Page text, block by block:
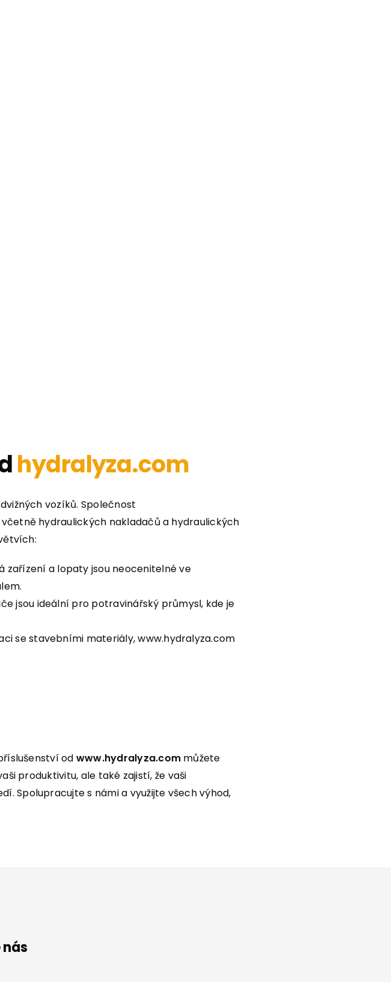
hydralyza.com
vozíků. Společnost
hydraulických nakladačů a hydraulických
zařízení a lopaty jsou neocenitelné ve
jsou ideální pro potravinářský průmysl, kde je
se stavebními materiály, www.hydralyza.com
od www.hydralyza.com můžete
produktivitu, ale také zajistí, že vaši
Spolupracujte s námi a využijte všech výhod,
nás